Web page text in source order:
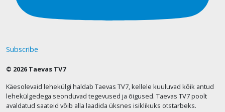
Subscribe
© 2026 Taevas TV7
Käesolevaid lehekülgi haldab Taevas TV7, kellele kuuluvad kõik antud
lehekülgedega seonduvad tegevused ja õigused. Taevas TV7 poolt
avaldatud saateid võib alla laadida üksnes isiklikuks otstarbeks.